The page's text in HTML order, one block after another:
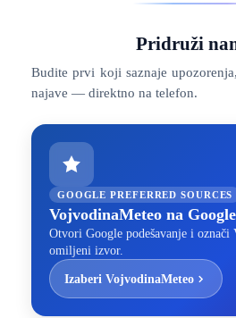
Pridruži
Budite prvi koji saznaje
najave — direktno na telefon.
GOOGLE PREFERRED SOURCES
VojvodinaMeteo na
Otvori Google podešavanje i označi
omiljeni izvor.
Izaberi VojvodinaMeteo